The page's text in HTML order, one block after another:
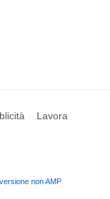
Lavora
non AMP